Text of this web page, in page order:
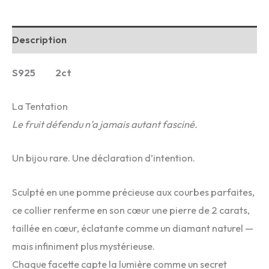
Description
S925 2ct
La Tentation
Le fruit défendu n’a jamais autant fasciné.
Un bijou rare. Une déclaration d’intention.
Sculpté en une pomme précieuse aux courbes parfaites,
ce collier renferme en son cœur une pierre de 2 carats,
taillée en cœur, éclatante comme un diamant naturel —
mais infiniment plus mystérieuse.
Chaque facette capte la lumière comme un secret